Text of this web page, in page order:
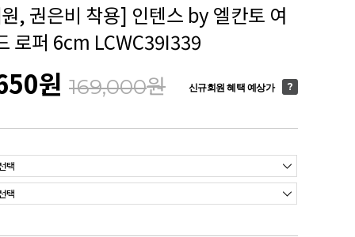
, 권은비 착용] 인텐스 by 엘칸토 여
로퍼 6cm LCWC39I339
원 169,000원 신규회원 혜택 예상가